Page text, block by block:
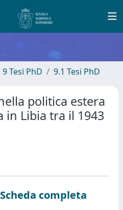
9 Tesi PhD 9.1 Tesi PhD
politica estera
in Libia tra il 1943
Scheda completa